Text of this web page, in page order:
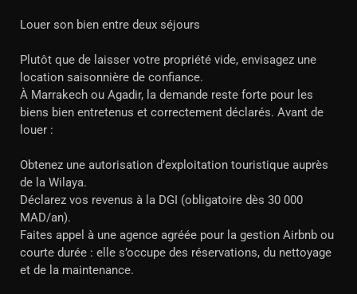
Louer son bien entre deux séjours
Plutôt que de laisser votre propriété vide, envisagez une
location saisonnière de confiance.
À Marrakech ou Agadir, la demande reste forte pour les
biens bien entretenus et correctement déclarés. Avant de
louer :
Obtenez une autorisation d’exploitation touristique auprès
de la Wilaya.
Déclarez vos revenus à la DGI (obligatoire dès 30 000
MAD/an).
Faites appel à une agence agréée pour la gestion Airbnb ou
courte durée : elle s’occupe des réservations, du nettoyage
et de la maintenance.